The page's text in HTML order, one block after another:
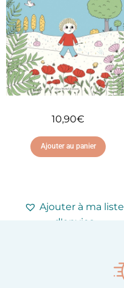
10,90€
Ajouter au panier
Ajouter à ma liste
d'envies